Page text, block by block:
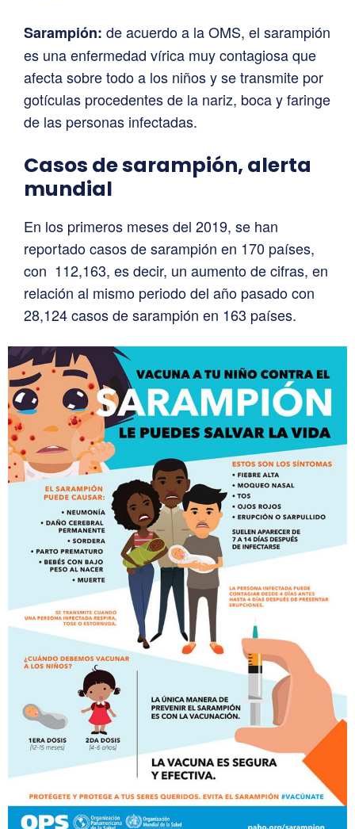
Sarampión: de acuerdo a la OMS, el sarampión
es una enfermedad vírica muy contagiosa que
afecta sobre todo a los niños y se transmite por
gotículas procedentes de la nariz, boca y faringe
de las personas infectadas.
Casos de sarampión, alerta
mundial
En los primeros meses del 2019, se han
reportado casos de sarampión en 170 países,
con 112,163, es decir, un aumento de cifras, en
relación al mismo periodo del año pasado con
28,124 casos de sarampión en 163 países.